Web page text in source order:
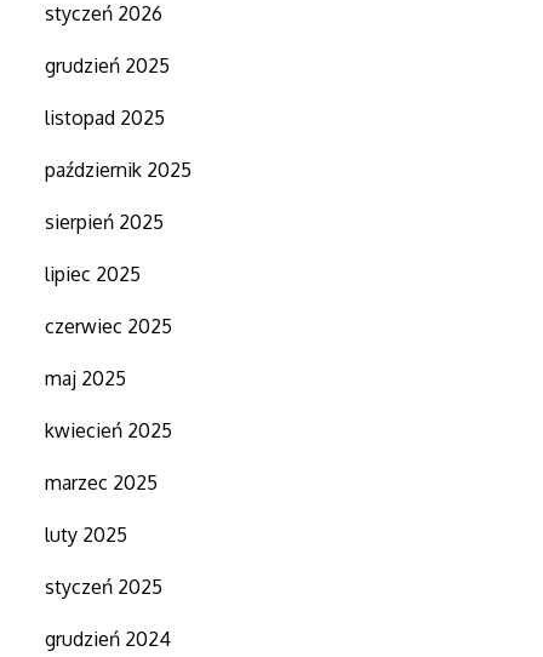
styczeń 2026
grudzień 2025
listopad 2025
październik 2025
sierpień 2025
lipiec 2025
czerwiec 2025
maj 2025
kwiecień 2025
marzec 2025
luty 2025
styczeń 2025
grudzień 2024